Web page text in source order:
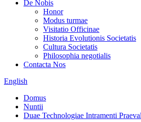
De Nobis
Honor
Modus turmae
Visitatio Officinae
Historia Evolutionis Societatis
Cultura Societatis
Philosophia negotialis
Contacta Nos
English
Domus
Nuntii
Duae Technologiae Intramenti